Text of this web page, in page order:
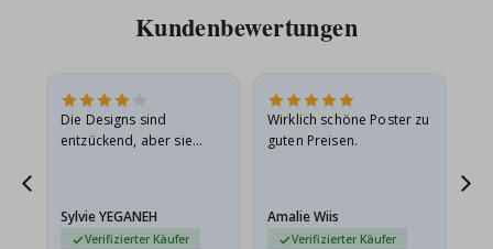
Kundenbewertungen
Die Designs sind
entzückend, aber sie
sie…
Sylvie YEGANEH
Verifizierter Käufer
Wirklich schöne Poster zu
guten Preisen.
Amalie Wiis
Verifizierter Käufer